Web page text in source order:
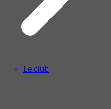
Le club